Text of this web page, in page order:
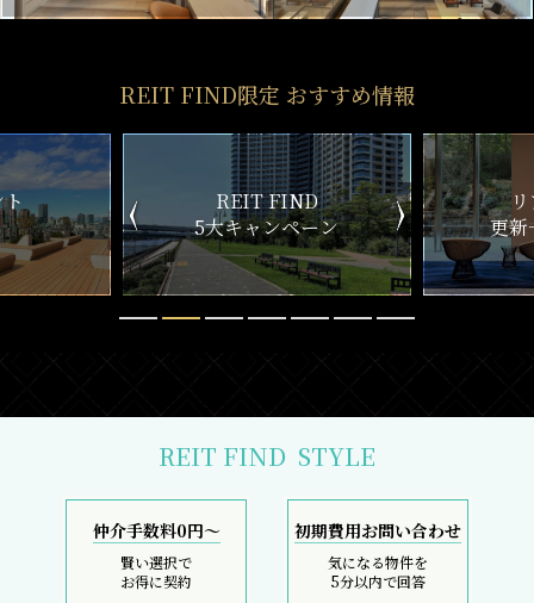
REIT FIND限定 おすすめ情報
ン
リアルタイム
更新一覧チェック
新
REIT FIND STYLE
仲介手数料0円～
賢い選択で
お得に契約
初期費用お問い合わせ
気になる物件を
5分以内で回答